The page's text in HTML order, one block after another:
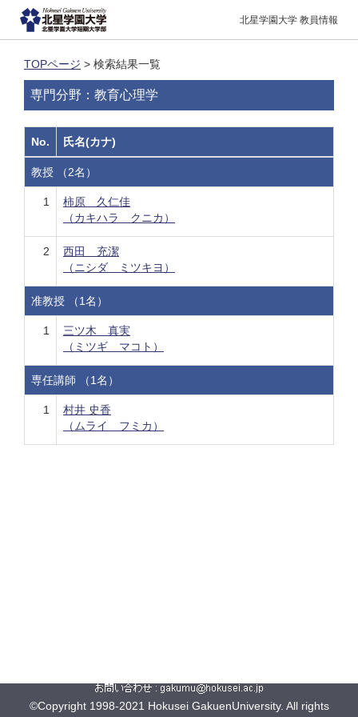
北星学園大学 教員情報
TOPページ > 検索結果一覧
専門分野：教育心理学
No. 氏名(カナ)
教授 （2名）
1
柿原 久仁佳
（カキハラ クニカ）
2
西田 充潔
（ニシダ ミツキヨ）
准教授 （1名）
1
三ツ木 真実
（ミツギ マコト）
専任講師 （1名）
1
村井 史香
（ムライ フミカ）
©Copyright 1998-2021 Hokusei GakuenUniversity. All rights